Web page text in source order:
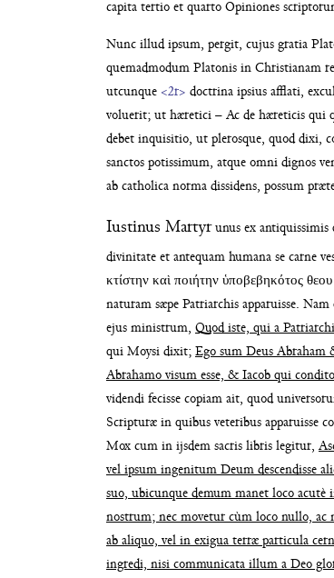
capita tertio et quarto Opiniones
Nunc illud ipsum, pergit, cujus gratia Pla
quemadmodum Platonis in Christianam
utcunque <2r> doctrina ipsius afflati,
voluerit; ut hæretici – Ac de hæreticis qui
debet inquisitio, ut plerosque, quod dixi,
sanctos potissimum, atque omni dignos
ab catholica norma dissidens, possum
Iustinus Martyrunus ex antiquissimis
divinitate et antequam humana se carne
κτίστην καὶ ποιήτην ὑποβεβηκότος θεου
naturam sæpe Patriarchis apparuisse.
ejus ministrum, Quod iste, qui a
qui Moysi dixit; Ego sum Deus Abraham
Abrahamo visum esse, & Iacob qui con
videndi fecisse copiam ait, quod
Scripturæ in quibus veteribus apparuisse
Mox cum in ijsdem sacris libris legitur,
vel ipsum ingenitum Deum descendisse
suo, ubicunque demum manet loco acutè
nostrum; nec movetur cùm loco nullo, ac
ab aliquo, vel in exigua terræ particula
ingredi, nisi communicata illum a Deo